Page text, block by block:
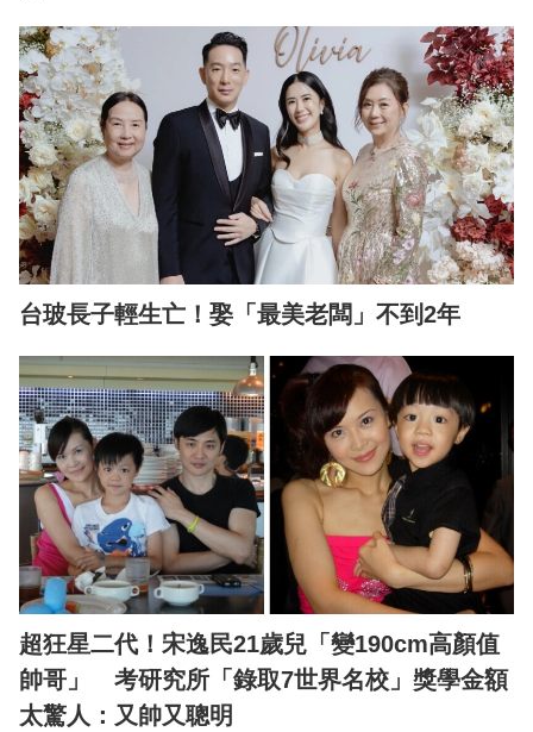
台玻長子輕生亡！娶「最美老闆」不到2年
超狂星二代！宋逸民21歲兒「變190cm高顏值
帥哥」 考研究所「錄取7世界名校」獎學金額
太驚人：又帥又聰明